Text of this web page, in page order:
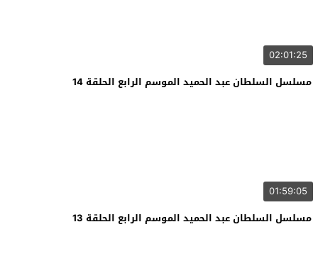
02:01:25
مسلسل السلطان عبد الحميد الموسم الرابع الحلقة 14
01:59:05
مسلسل السلطان عبد الحميد الموسم الرابع الحلقة 13